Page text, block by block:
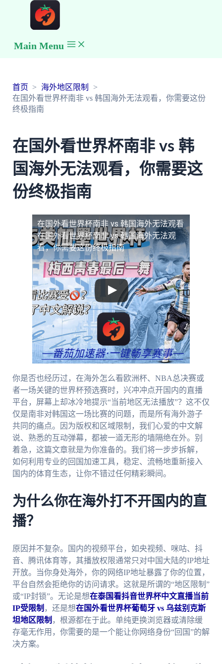
Main Menu
首页
海外地区限制
在国外看世界杯南非 vs 韩国海外无法观看，你需要这份
终极指南
在国外看世界杯南非 vs 韩
国海外无法观看，你需要这
份终极指南
在国外看世界杯南非 vs 韩国海外无法观看
在国外看世界杯南非 vs 韩国海外无法观
看，你需要这份终极指南
你是否也经历过，在海外怎么看欧洲杯、NBA总决赛或
者一场关键的世界杯预选赛时，兴冲冲点开国内的直播
平台，屏幕上却冰冷地提示“当前地区无法播放”？这不仅
仅是南非对韩国这一场比赛的问题，而是所有海外游子
共同的痛点。因为版权和区域限制，我们心爱的中文解
说、熟悉的互动弹幕，都被一道无形的墙隔绝在外。别
着急，这篇文章就是为你准备的。我们将一步步拆解，
如何利用专业的回国加速工具，稳定、流畅地重新接入
国内的体育生态，让你不错过任何精彩瞬间。
为什么你在海外打不开国内的直
播？
原因并不复杂。国内的视频平台，如央视频、咪咕、抖
音、腾讯体育等，其播放权限通常只对中国大陆的IP地址
开放。当你身处海外，你的网络IP地址暴露了你的位置，
平台自然会拒绝你的访问请求。这就是所谓的“地区限制”
或“IP封锁”。无论是想在泰国看抖音世界杯中文直播当前
IP受限制 ，还是想在国外看世界杯葡萄牙 vs 乌兹别克斯
坦地区限制 ，根源都在于此。单纯更换浏览器或清除缓
存毫无作用，你需要的是一个能让你网络身份“回国”的解
决方案。